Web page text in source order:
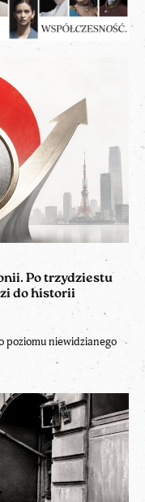
Po trzydziestu
do historii
poziomu niewidzianego